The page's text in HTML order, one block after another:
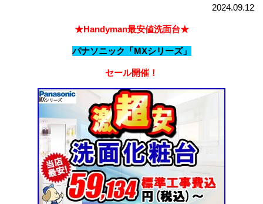
2024.09.12
★Handyman最安値洗面台★
パナソニック「MXシリーズ」
セール開催！